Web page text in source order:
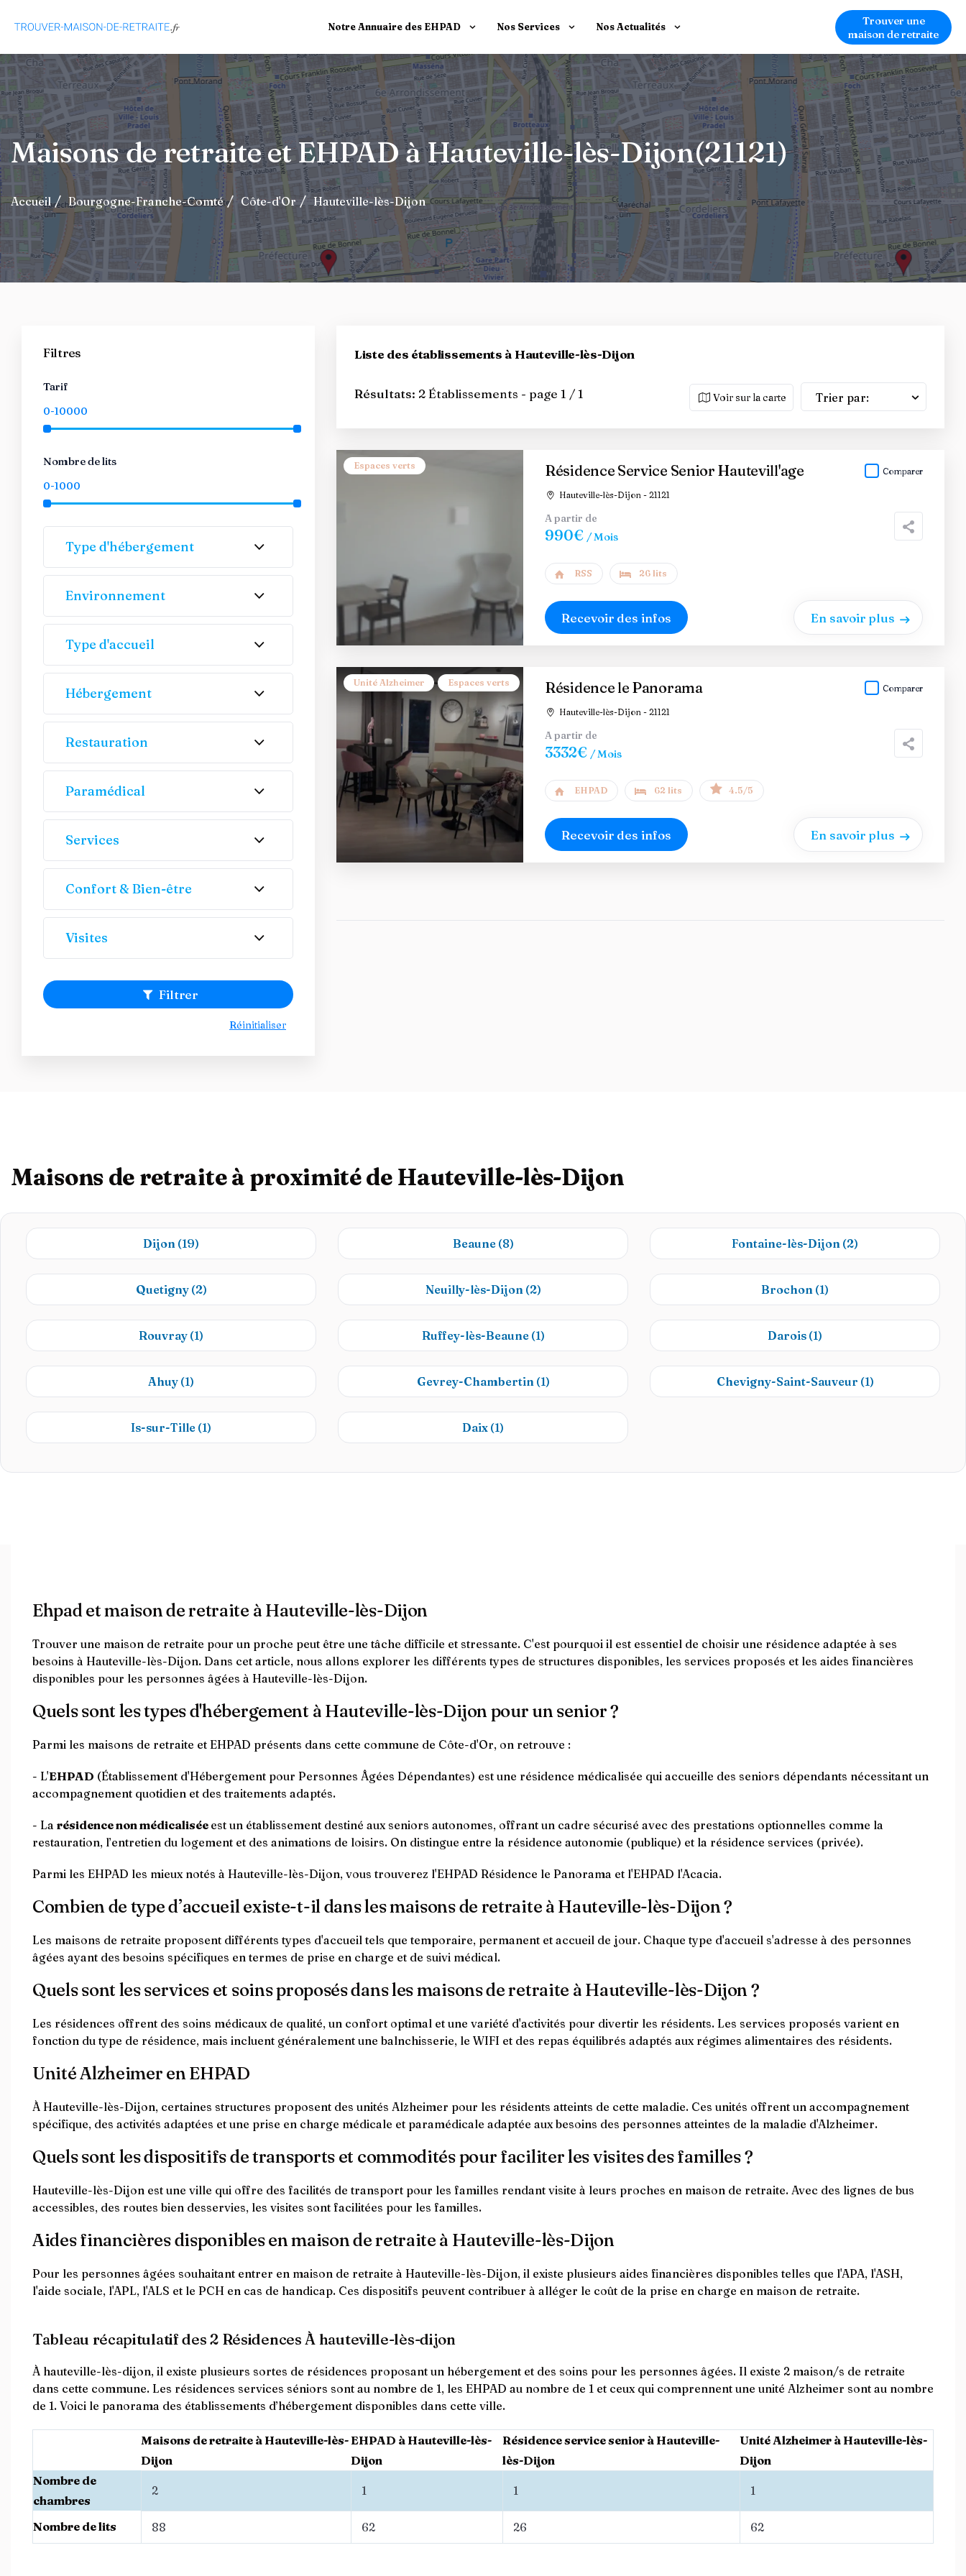
Notre Annuaire des EHPAD Nos Services Nos Actualités
Trouver une
maison de retraite
Maisons de retraite et EHPAD à Hauteville-lès-Dijon(21121)
Accueil Bourgogne-Franche-Comté Côte-d'Or Hauteville-lès-Dijon
Liste des établissements à Hauteville-lès-Dijon
Résultats: 2 Établissements - page 1 / 1 Voir sur la carte Trier par:
Espaces verts Résidence Service Senior Hautevill'age
Hauteville-lès-Dijon - 21121
Comparer
A partir de
990€ / Mois
RSS 26 lits
Recevoir des infos En savoir plus
Unité Alzheimer Espaces verts Résidence le Panorama
Hauteville-lès-Dijon - 21121
Comparer
A partir de
3332€ / Mois
EHPAD 62 lits 4.5/5
Recevoir des infos En savoir plus
Filtres
Tarif
Nombre de lits
Type d'hébergement
Environnement
Type d'accueil
Hébergement
Restauration
Paramédical
Services
Confort & Bien-être
Visites
Filtrer
Réinitialiser
Maisons de retraite à proximité de Hauteville-lès-Dijon
Dijon (19) Beaune (8) Fontaine-lès-Dijon (2)
Quetigny (2) Neuilly-lès-Dijon (2) Brochon (1)
Rouvray (1) Ruffey-lès-Beaune (1) Darois (1)
Ahuy (1) Gevrey-Chambertin (1) Chevigny-Saint-Sauveur (1)
Is-sur-Tille (1) Daix (1)
Ehpad et maison de retraite à Hauteville-lès-Dijon
Trouver une maison de retraite pour un proche peut être une tâche difficile et stressante. C'est pourquoi il est essentiel de choisir une résidence adaptée à ses
besoins à Hauteville-lès-Dijon. Dans cet article, nous allons explorer les différents types de structures disponibles, les services proposés et les aides financières
disponibles pour les personnes âgées à Hauteville-lès-Dijon.
Quels sont les types d'hébergement à Hauteville-lès-Dijon pour un senior ?
Parmi les maisons de retraite et EHPAD présents dans cette commune de Côte-d'Or, on retrouve :
- L'EHPAD (Établissement d'Hébergement pour Personnes Âgées Dépendantes) est une résidence médicalisée qui accueille des seniors dépendants nécessitant un
accompagnement quotidien et des traitements adaptés.
- La résidence non médicalisée est un établissement destiné aux seniors autonomes, offrant un cadre sécurisé avec des prestations optionnelles comme la
restauration, l’entretien du logement et des animations de loisirs. On distingue entre la résidence autonomie (publique) et la résidence services (privée).
Parmi les EHPAD les mieux notés à Hauteville-lès-Dijon, vous trouverez l'EHPAD Résidence le Panorama et l'EHPAD l'Acacia.
Combien de type d’accueil existe-t-il dans les maisons de retraite à Hauteville-lès-Dijon ?
Les maisons de retraite proposent différents types d'accueil tels que temporaire, permanent et accueil de jour. Chaque type d'accueil s'adresse à des personnes
âgées ayant des besoins spécifiques en termes de prise en charge et de suivi médical.
Quels sont les services et soins proposés dans les maisons de retraite à Hauteville-lès-Dijon ?
Les résidences offrent des soins médicaux de qualité, un confort optimal et une variété d'activités pour divertir les résidents. Les services proposés varient en
fonction du type de résidence, mais incluent généralement une balnchisserie, le WIFI et des repas équilibrés adaptés aux régimes alimentaires des résidents.
Unité Alzheimer en EHPAD
À Hauteville-lès-Dijon, certaines structures proposent des unités Alzheimer pour les résidents atteints de cette maladie. Ces unités offrent un accompagnement
spécifique, des activités adaptées et une prise en charge médicale et paramédicale adaptée aux besoins des personnes atteintes de la maladie d'Alzheimer.
Quels sont les dispositifs de transports et commodités pour faciliter les visites des familles ?
Hauteville-lès-Dijon est une ville qui offre des facilités de transport pour les familles rendant visite à leurs proches en maison de retraite. Avec des lignes de bus
accessibles, des routes bien desservies, les visites sont facilitées pour les familles.
Aides financières disponibles en maison de retraite à Hauteville-lès-Dijon
Pour les personnes âgées souhaitant entrer en maison de retraite à Hauteville-lès-Dijon, il existe plusieurs aides financières disponibles telles que l'APA, l'ASH,
l'aide sociale, l'APL, l'ALS et le PCH en cas de handicap. Ces dispositifs peuvent contribuer à alléger le coût de la prise en charge en maison de retraite.
Tableau récapitulatif des 2 Résidences À hauteville-lès-dijon
À hauteville-lès-dijon, il existe plusieurs sortes de résidences proposant un hébergement et des soins pour les personnes âgées. Il existe 2 maison/s de retraite
dans cette commune. Les résidences services séniors sont au nombre de 1, les EHPAD au nombre de 1 et ceux qui comprennent une unité Alzheimer sont au nombre
de 1. Voici le panorama des établissements d’hébergement disponibles dans cette ville.
Maisons de retraite à Hauteville-lès-
Dijon
EHPAD à Hauteville-lès-
Dijon
Résidence service senior à Hauteville-
lès-Dijon
Unité Alzheimer à Hauteville-lès-
Dijon
Nombre de
chambres
2 1 1 1
Nombre de lits 88 62 26 62